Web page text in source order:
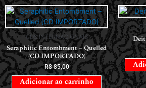
CDS INTERNACIONAIS
Seraphitic Entombment – Quelled
(CD IMPORTADO)
R$85,00
Adicionar ao carrinho